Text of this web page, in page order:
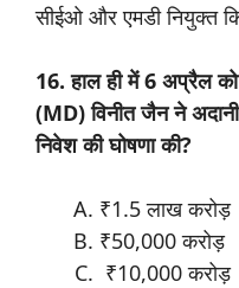
सीईओ और एमडी नियुक्त
16. हाल ही में 6 अप्रैल
(MD) विनीत जैन ने
निवेश की घोषणा की?
₹1.5 लाख करोड़
₹50,000 करोड़
₹10,000 करोड़